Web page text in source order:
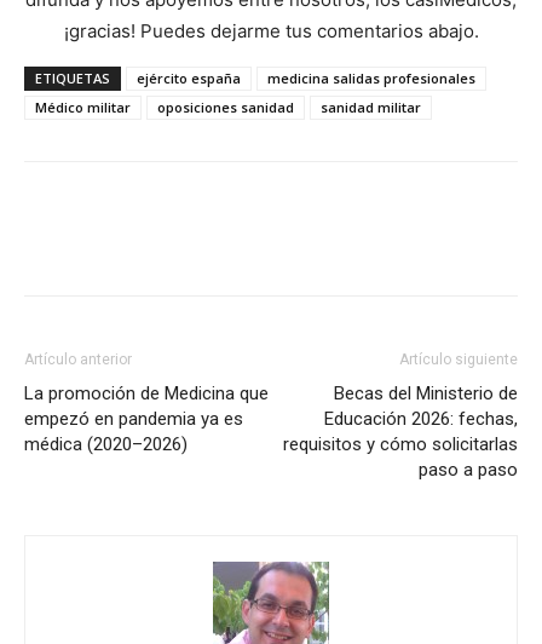
¡gracias! Puedes dejarme tus comentarios abajo.
ETIQUETAS ejército españa
medicina salidas profesionales
Médico militar
oposiciones sanidad sanidad militar
Artículo anterior
La promoción de Medicina que
empezó en pandemia ya es
médica (2020–2026)
Artículo siguiente
Becas del Ministerio de
Educación 2026: fechas,
requisitos y cómo solicitarlas
paso a paso